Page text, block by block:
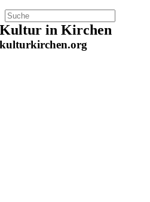
Zum
Inhalt
springen
Kultur in Kirchen
kulturkirchen.org